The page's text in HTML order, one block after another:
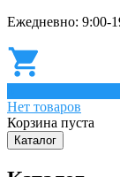
Ежедневно: 9:00-
Нет товаров
Корзина пуста
Каталог